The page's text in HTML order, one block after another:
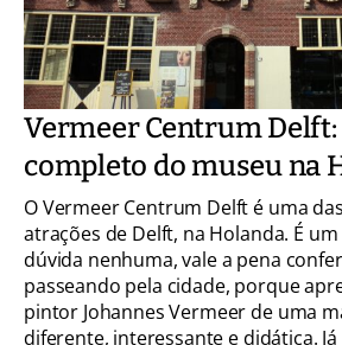
Vermeer Centrum Delft:
completo do museu na
O Vermeer Centrum Delft é uma
atrações de Delft, na Holanda. É
dúvida nenhuma, vale a pena
passeando pela cidade, porque
pintor Johannes Vermeer de uma
diferente, interessante e didática.